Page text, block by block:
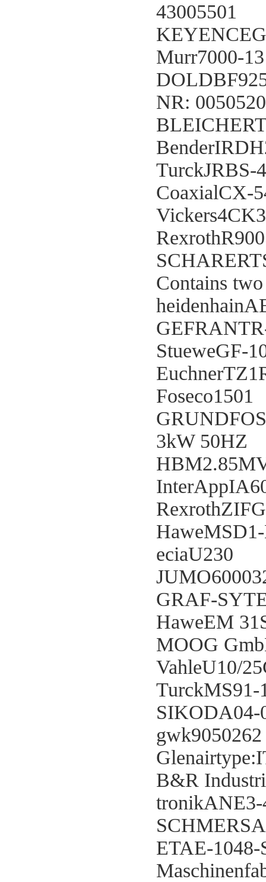
43005501
Murr7000-
NR: 0050520
TurckJRBS-
CoaxialCX-
Contains
StueweGF-
Foseco1501
3kW 50HZ
eciaU230
GRAF-
HaweEM
MOOG
VahleU10/
TurckMS91-
SIKODA04-
gwk9050262
B&R
tronikANE3-
ETAE-